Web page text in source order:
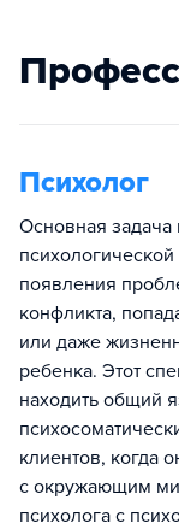
Психолог
Основная задача
появления
конфликта,
или даже
ребенка. Этот
находить общий
клиентов, когда
с окружающим
психолога с